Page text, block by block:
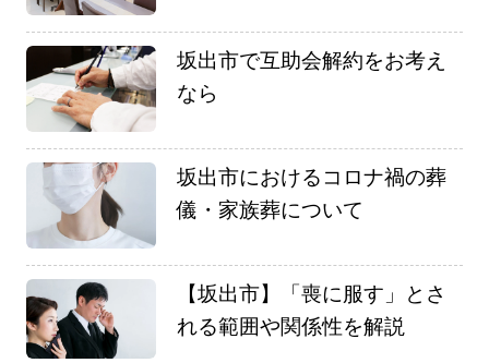
坂出市で互助会解約をお考え
なら
坂出市におけるコロナ禍の葬
儀・家族葬について
【坂出市】「喪に服す」とさ
れる範囲や関係性を解説